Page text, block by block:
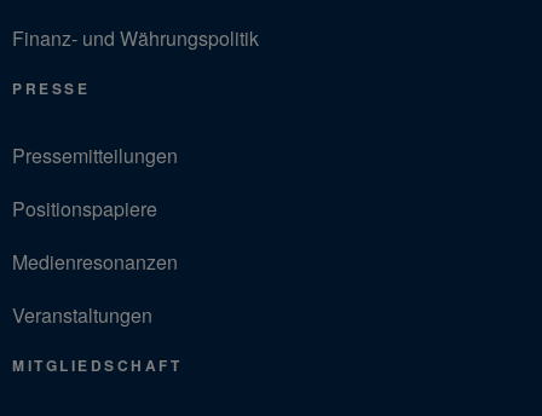
Finanz- und Währungspolitik
PRESSE
Pressemitteilungen
Positionspapiere
Medienresonanzen
Veranstaltungen
MITGLIEDSCHAFT